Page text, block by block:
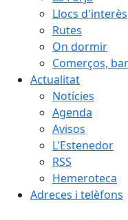
Llocs d'interès
Rutes
On dormir
Comerços,
Actualitat
Notícies
Agenda
Avisos
L'Estenedor
RSS
Hemeroteca
Adreces i telèfons